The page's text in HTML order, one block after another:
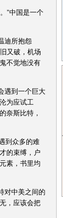
”中国是一个
迪所抱怨
又破，机场
不觉地没有
遇到一个巨大
为应试工
奈斯比特，
到众多的难
的束缚，户
素，书里均
对中美之间的
，应该会把